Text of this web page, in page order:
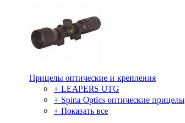
Прицелы оптические и крепления
+ LEAPERS UTG
+ Spina Optics оптические прицелы
+ Показать все